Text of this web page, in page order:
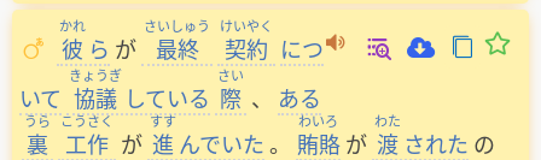
かれ
彼 ら が
さいしゅう
最終
けいやく
契約 につ
いて
きょうぎ
協議 している
さい
際 、 ある
うら
裏
こうさく
工作 が
すす
進 んでいた。
わいろ
賄賂 が
わた
渡 された の